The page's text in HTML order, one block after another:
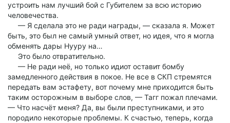
устроить нам лучший бой с Губителем за всю историю
человечества.
— Я сделала это не ради награды, — сказала я. Может
быть, это был не самый умный ответ, но идея, что я могла
обменять дары Нууру на…
Это было отвратительно.
— Не ради неё, но только идиот оставит бомбу
замедленного действия в покое. Не все в СКП стремятся
передать вам эстафету, вот почему мне приходится быть
таким осторожным в выборе слов, — Тагг пожал плечами.
— Что насчёт меня? Да, вы были преступниками, и это
породило некоторые проблемы. К счастью, теперь, когда